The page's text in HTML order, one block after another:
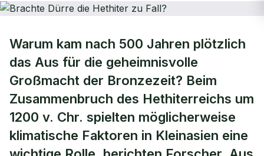
Brachte Dürre die Hethiter zu Fall?
Warum kam nach 500 Jahren plötzlich
das Aus für die geheimnisvolle
Großmacht der Bronzezeit? Beim
Zusammenbruch des Hethiterreichs um
1200 v. Chr. spielten möglicherweise
klimatische Faktoren in Kleinasien eine